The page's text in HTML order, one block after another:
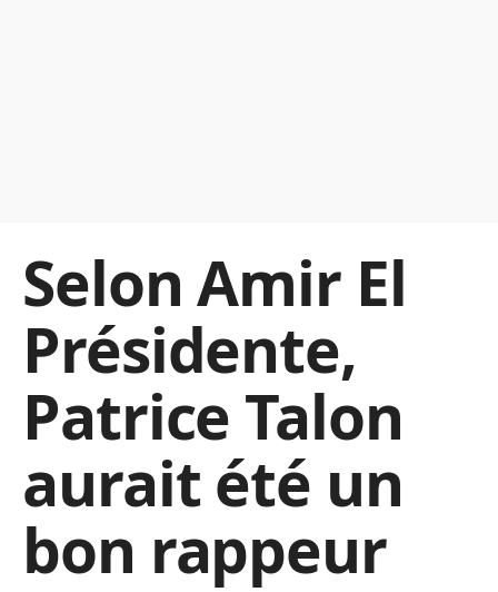
Selon Amir El
Présidente,
Patrice Talon
aurait été un
bon rappeur